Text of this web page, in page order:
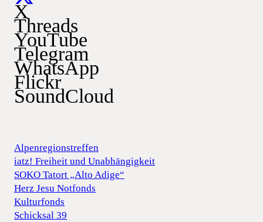
X
Threads
YouTube
Telegram
WhatsApp
Flickr
SoundCloud
Alpenregionstreffen
iatz! Freiheit und Unabhängigkeit
SOKO Tatort „Alto Adige“
Herz Jesu Notfonds
Kulturfonds
Schicksal 39